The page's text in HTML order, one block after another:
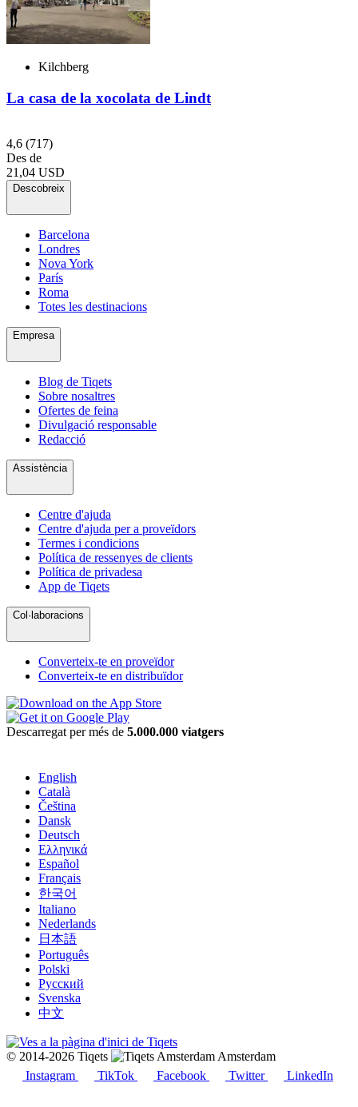
Kilchberg
La casa de la xocolata de Lindt
4,6 (717)
Des de
21,04 USD
Descobreix
Barcelona
Londres
Nova York
París
Roma
Totes les destinacions
Empresa
Blog de Tiqets
Sobre nosaltres
Ofertes de feina
Divulgació responsable
Redacció
Assistència
Centre d'ajuda
Centre d'ajuda per a proveïdors
Termes i condicions
Política de ressenyes de clients
Política de privadesa
App de Tiqets
Col·laboracions
Converteix-te en proveïdor
Converteix-te en distribuïdor
Descarregat per més de 5.000.000 viatgers
English
Català
Čeština
Dansk
Deutsch
Ελληνικά
Español
Français
한국어
Italiano
Nederlands
日本語
Português
Polski
Русский
Svenska
中文
© 2014-2026 Tiqets
Amsterdam
Instagram
TikTok Facebook Twitter LinkedIn